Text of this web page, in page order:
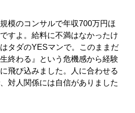
規模のコンサルで年収700万円ほ
すよ。給料に不満はなかったけ
タダのYESマンで。このままだ
終わる』という危機感から経験
飛び込みました。人に合わせる
対人関係には自信がありました